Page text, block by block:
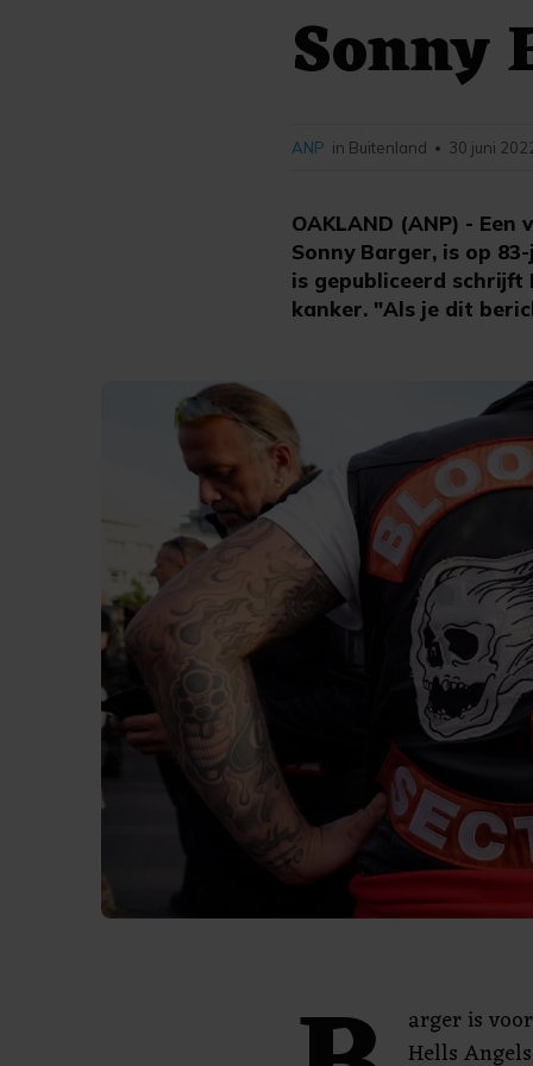
Sonny
OAKLAND (ANP) -
Sonny Barger, is op
is gepubliceerd
kanker. "Als je dit
ANP in Buitenland • 30 juni
arger is
Hells